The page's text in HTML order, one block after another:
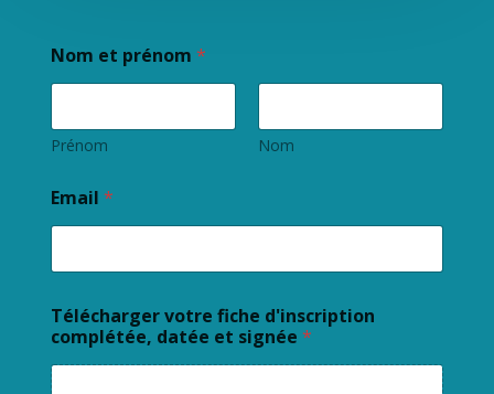
Nom et prénom *
Prénom Nom
Email *
Télécharger votre fiche d'inscription
complétée, datée et signée *